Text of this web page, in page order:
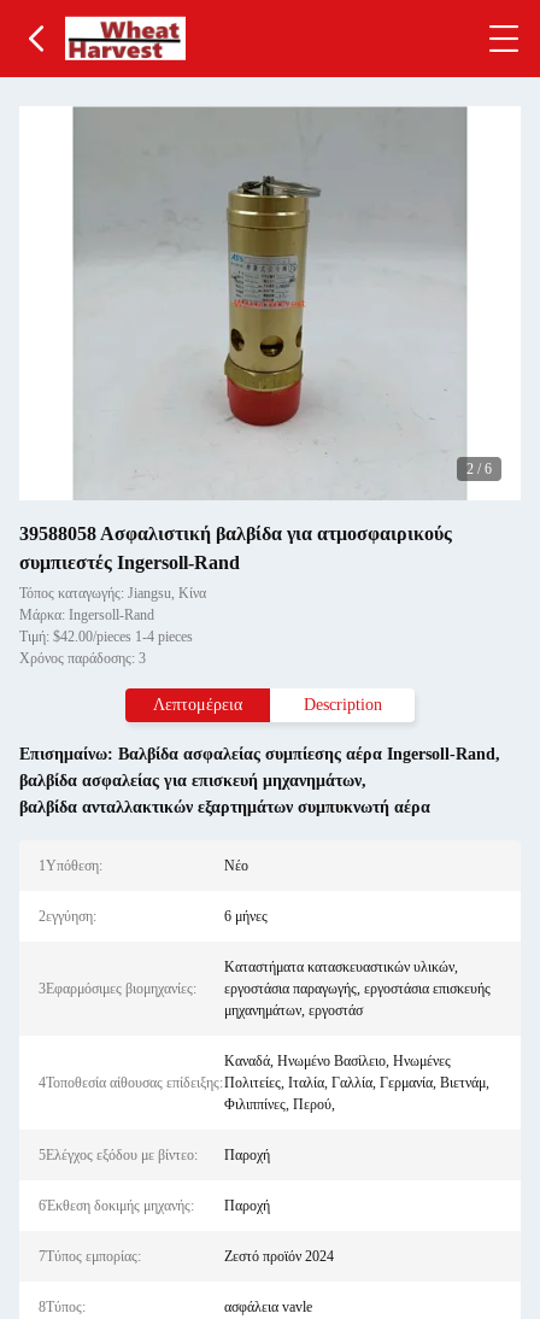
2 / 6
39588058 Ασφαλιστική βαλβίδα για ατμοσφαιρικούς
συμπιεστές Ingersoll-Rand
Τόπος καταγωγής: Jiangsu, Κίνα
Μάρκα: Ingersoll-Rand
Τιμή: $42.00/pieces 1-4 pieces
Χρόνος παράδοσης: 3
Λεπτομέρεια Description
Επισημαίνω: Βαλβίδα ασφαλείας συμπίεσης αέρα Ingersoll-Rand,
βαλβίδα ασφαλείας για επισκευή μηχανημάτων,
βαλβίδα ανταλλακτικών εξαρτημάτων συμπυκνωτή αέρα
1Υπόθεση: Νέο
2εγγύηση: 6 μήνες
3Εφαρμόσιμες βιομηχανίες:
Καταστήματα κατασκευαστικών υλικών,
εργοστάσια παραγωγής, εργοστάσια επισκευής
μηχανημάτων, εργοστάσ
4Τοποθεσία αίθουσας επίδειξης:
Καναδά, Ηνωμένο Βασίλειο, Ηνωμένες
Πολιτείες, Ιταλία, Γαλλία, Γερμανία, Βιετνάμ,
Φιλιππίνες, Περού,
5Ελέγχος εξόδου με βίντεο: Παροχή
6Έκθεση δοκιμής μηχανής: Παροχή
7Τύπος εμπορίας: Ζεστό προϊόν 2024
8Τύπος: ασφάλεια vavle